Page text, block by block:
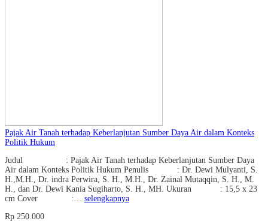
Pajak Air Tanah terhadap Keberlanjutan Sumber Daya Air dalam Konteks
Politik Hukum
Judul : Pajak Air Tanah terhadap Keberlanjutan Sumber Daya
Air dalam Konteks Politik Hukum Penulis : Dr. Dewi Mulyanti, S.
H.,M.H., Dr. indra Perwira, S. H., M.H., Dr. Zainal Mutaqqin, S. H., M.
H., dan Dr. Dewi Kania Sugiharto, S. H., MH. Ukuran : 15,5 x 23
cm Cover :… selengkapnya
Rp 250.000